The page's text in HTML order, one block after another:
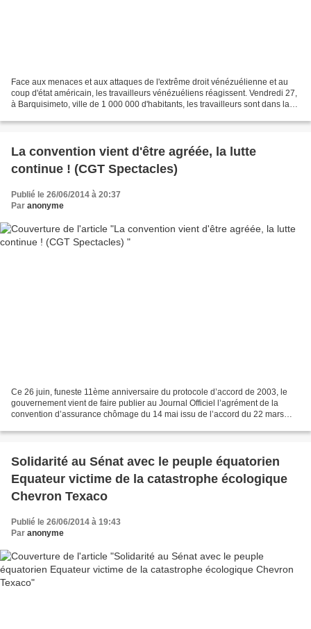
Face aux menaces et aux attaques de l'extrême droit vénézuélienne et au
coup d'état américain, les travailleurs vénézuéliens réagissent. Vendredi 27,
à Barquisimeto, ville de 1 000 000 d'habitants, les travailleurs sont dans la
La convention vient d'être agréée, la lutte
continue ! (CGT Spectacles)
Publié le 26/06/2014 à 20:37
Par anonyme
Ce 26 juin, funeste 11ème anniversaire du protocole d’accord de 2003, le
gouvernement vient de faire publier au Journal Officiel l’agrément de la
convention d’assurance chômage du 14 mai issu de l’accord du 22 mars
Solidarité au Sénat avec le peuple équatorien
Equateur victime de la catastrophe écologique
Chevron Texaco
Publié le 26/06/2014 à 19:43
Par anonyme